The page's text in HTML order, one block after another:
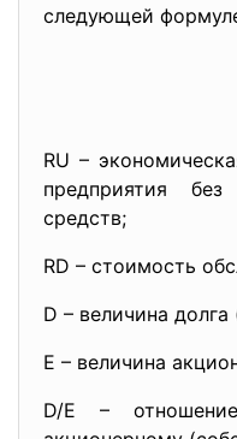
следующей
RU –
предприятия без
средств;
RD – стоимость
D – величина
Е – величина
D/E –